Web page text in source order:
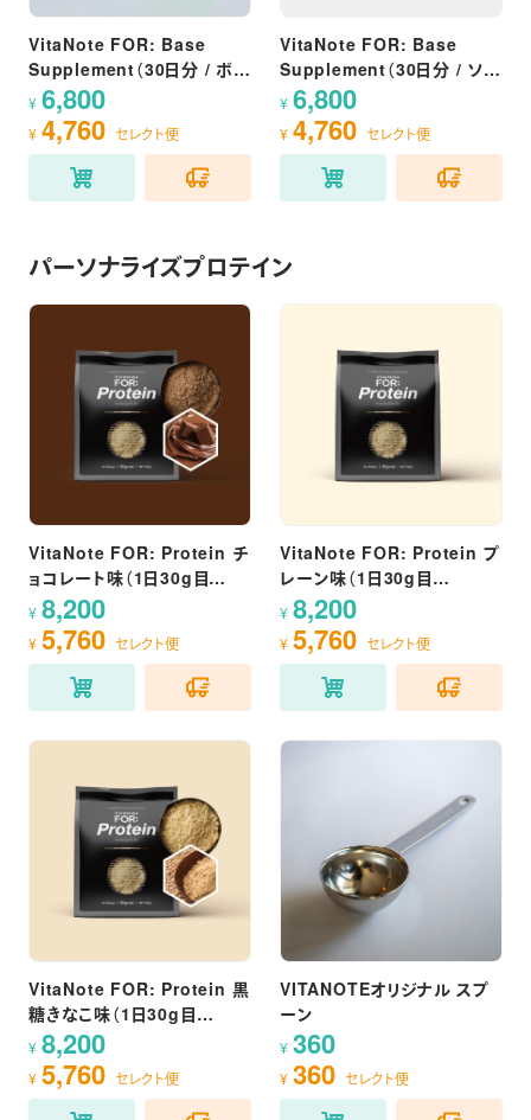
VitaNote FOR: Base
Supplement（30日分 / ボト
ル型）
¥ 6,800
¥ 4,760 セレクト便
VitaNote FOR: Base
Supplement（30日分 / ソフ
トケース）
¥ 6,800
¥ 4,760 セレクト便
パーソナライズプロテイン
VitaNote FOR: Protein チ
ョコレート味（1日30g目
安/900g）
¥ 8,200
¥ 5,760 セレクト便
VitaNote FOR: Protein プ
レーン味（1日30g目
安/900g）
¥ 8,200
¥ 5,760 セレクト便
VitaNote FOR: Protein 黒
糖きなこ味（1日30g目
安/900g）
¥ 8,200
¥ 5,760 セレクト便
VITANOTEオリジナル スプ
ーン
¥ 360
¥ 360 セレクト便